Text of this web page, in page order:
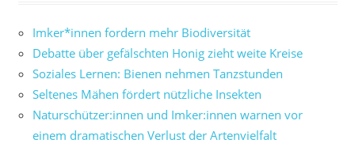
Imker*innen fordern mehr Biodiversität
Debatte über gefälschten Honig zieht weite Kreise
Soziales Lernen: Bienen nehmen Tanzstunden
Seltenes Mähen fördert nützliche Insekten
Naturschützer:innen und Imker:innen warnen vor
einem dramatischen Verlust der Artenvielfalt